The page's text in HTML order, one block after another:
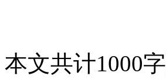
本文共计1000字